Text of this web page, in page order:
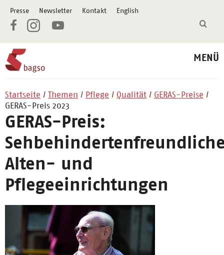
Presse Newsletter Kontakt English
MENÜ
Startseite Themen Pflege Qualität
GERAS-Preise
GERAS-Preis 2023
GERAS-Preis:
Alten- und
Pflegeeinrichtungen